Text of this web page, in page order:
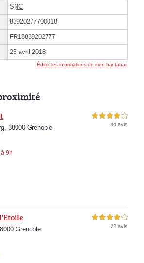
SNC
83920277700018
FR18839202777
25 avril 2018
Éditer les informations de mon bar tabac
38000 Grenoble
9h
4,0 étoiles sur 5
44 avis
Grenoble
4,0 étoiles sur 5
22 avis